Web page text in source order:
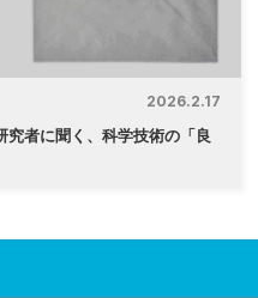
2026.2.17
究者に聞く、科学技術の「良